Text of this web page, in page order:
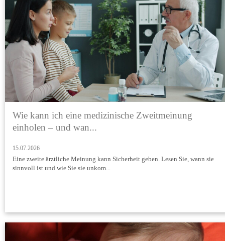
Wie kann ich eine medizinische Zweitmeinung
einholen – und wan...
15.07.2026
Eine zweite ärztliche Meinung kann Sicherheit geben. Lesen Sie, wann sie
sinnvoll ist und wie Sie sie unkom...